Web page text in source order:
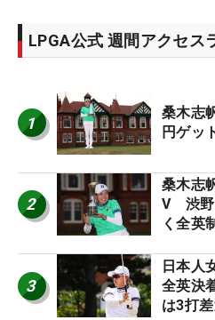
LPGA公式 週間アクセス
1
桑木志
円ゲッ
2
桑木志
V 渋野
く全英
3
日本人
全英決
は3打